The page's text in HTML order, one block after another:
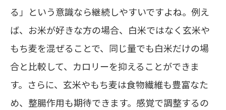
る」という意識なら継続しやすいですよね。例え
ば、お米が好きな方の場合、白米ではなく玄米や
もち麦を混ぜることで、同じ量でも白米だけの場
合と比較して、カロリーを抑えることができま
す。さらに、玄米やもち麦は食物繊維も豊富なた
め、整腸作用も期待できます。感覚で調整するの